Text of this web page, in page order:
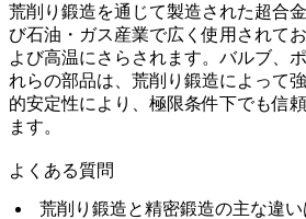
荒削り鍛造を通じて製造された超合
び石油・ガス産業で広く使用されて
よび高温にさらされます。バルブ、
れらの部品は、荒削り鍛造によって
的安定性により、極限条件下でも信
ます。
よくある質問
荒削り鍛造と精密鍛造の主な違い